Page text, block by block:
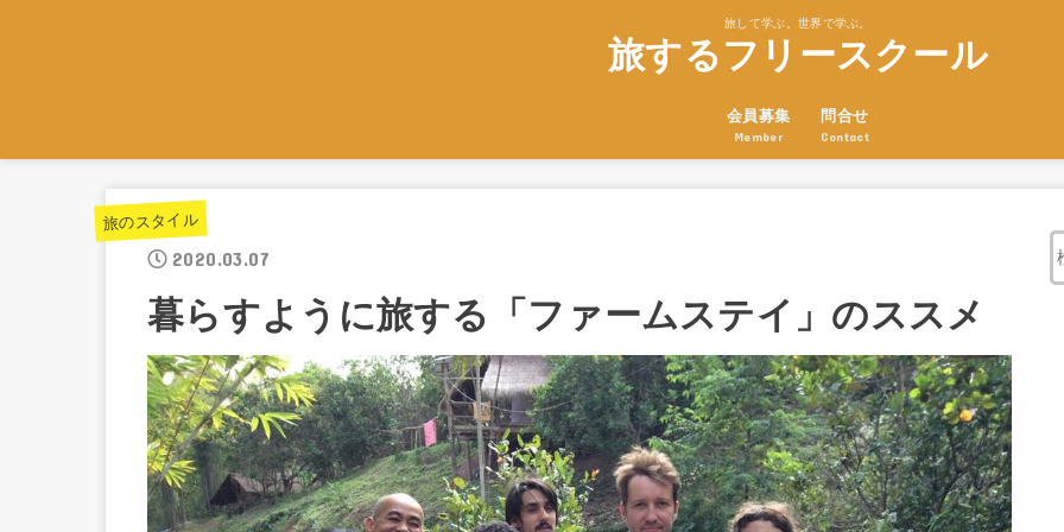
旅して学ぶ。世界で学ぶ。
旅するフリースクール
会員募集
Member
問合せ
Contact
旅のスタイル
2020.03.07
暮らすように旅する「ファームステイ」のススメ